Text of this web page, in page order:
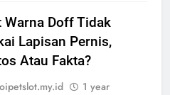
Warna Doff Tidak
Lapisan Pernis,
Atau Fakta?
1 year